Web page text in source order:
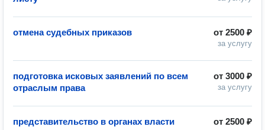
от 2500 ₽
за услугу
отмена судебных приказов
от 3000 ₽
за услугу
подготовка исковых заявлений по всем
отраслым права
от 2500 ₽
представительство в органах власти